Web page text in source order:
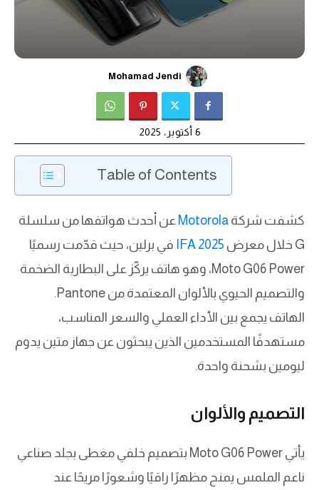
Mohamad Jendi
6 أكتوبر، 2025
Table of Contents
كشفت شركة Motorola عن أحدث هواتفها من سلسلة
G خلال معرض
IFA 2025 في برلين، حيث قدّمت رسميًا
Moto G06 Power، وهو هاتف يركّز على البطارية الضخمة
والتصميم الحيوي بالألوان المعتمدة من Pantone.
الهاتف يجمع بين الأداء العملي والسعر المناسب،
مستهدفًا المستخدمين الذين يبحثون عن جهاز متين يدوم
ليومين بشحنة واحدة.
التصميم والألوان
يأتي Moto G06 Power بتصميم خلفي مغطى بجلد صناعي
ناعم الملمس يمنح مظهرًا راقيًا وشعورًا مريحًا عند